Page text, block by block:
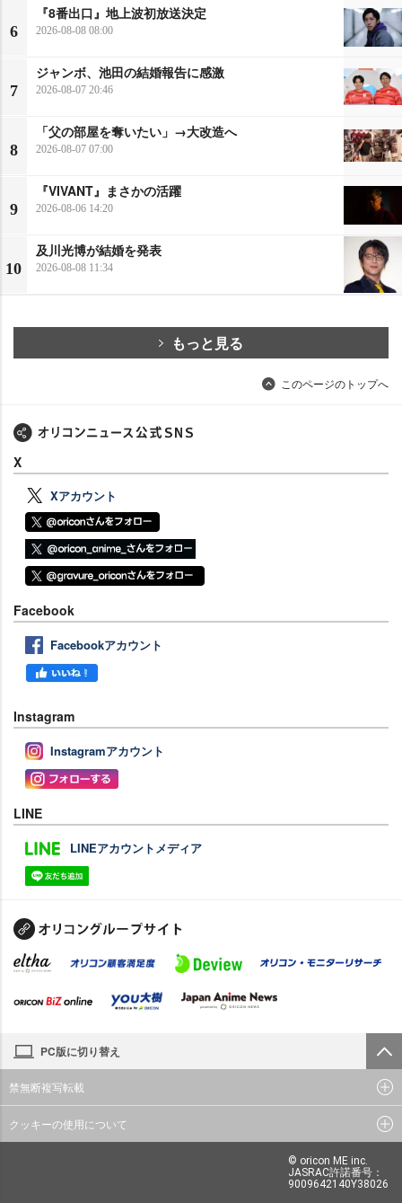
6
『8番出口』地上波初放送決定
2026-08-08 08:00
7
ジャンボ、池田の結婚報告に感激
2026-08-07 20:46
8
「父の部屋を奪いたい」→大改造へ
2026-08-07 07:00
9
『VIVANT』まさかの活躍
2026-08-06 14:20
10
及川光博が結婚を発表
2026-08-08 11:34
もっと見る
このページのトップへ
X
Xアカウント
Facebook
Facebookアカウント
Instagram
Instagramアカウント
LINE
LINEアカウントメディア
PC版に切り替え
禁無断複写転載
クッキーの使用について
© oricon ME inc.
JASRAC許諾番号：
9009642140Y38026